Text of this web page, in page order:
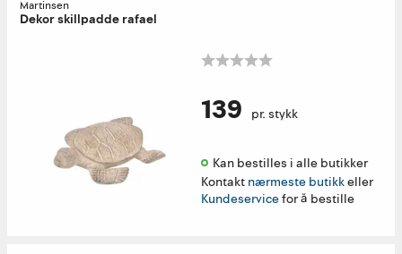
Martinsen
Dekor skillpadde rafael
139 pr. stykk
Kan bestilles i alle butikker
Kontakt nærmeste butikkeller
Kundeservicefor å bestille